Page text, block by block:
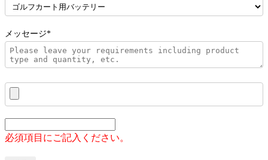
メッセージ*
必須項目にご記入ください。